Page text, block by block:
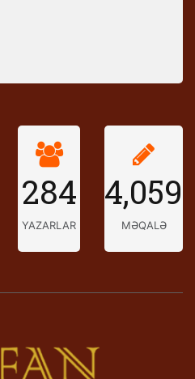
284
YAZARLAR
4,059
MƏQALƏ